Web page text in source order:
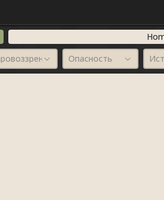
Опасность